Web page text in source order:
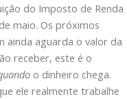
do Imposto de Renda
maio. Os próximos
ainda aguarda o valor da
receber, este é o
o dinheiro chega.
ele realmente trabalhe